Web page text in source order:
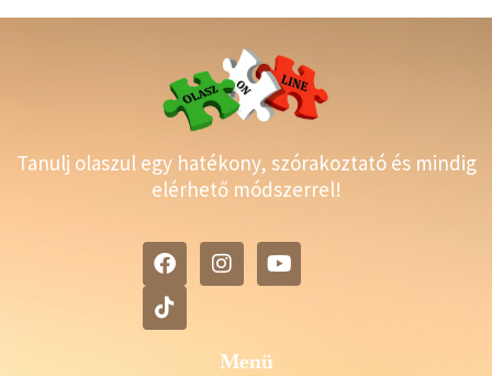
Tanulj olaszul egy hatékony, szórakoztató és mindig
elérhető módszerrel!
Menü